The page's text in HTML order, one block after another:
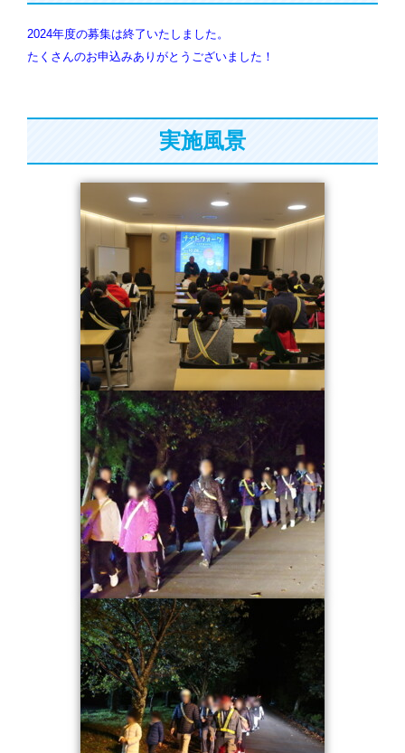
2024年度の募集は終了いたしました。
たくさんのお申込みありがとうございました！
実施風景